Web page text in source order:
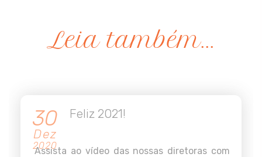
Leia também...
30
Dez
2020
Feliz 2021!
Assista ao vídeo das nossas diretoras com